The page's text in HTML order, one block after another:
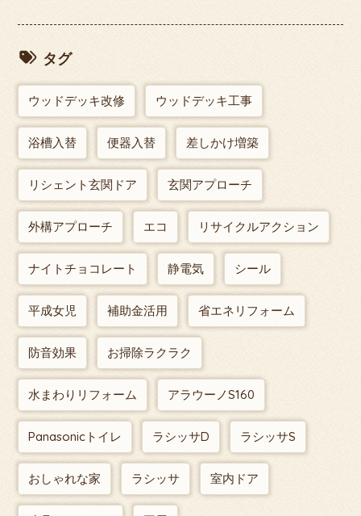
タグ
ウッドデッキ改修 ウッドデッキ工事
浴槽入替 便器入替 差しかけ増築
リシェント玄関ドア 玄関アプローチ
外構アプローチ エコ リサイクルアクション
ナイトチョコレート 静電気 シール
平成女児 補助金活用 省エネリフォーム
防音効果 お掃除ラクラク
水まわりリフォーム アラウーノS160
Panasonicトイレ ラシッサD ラシッサS
おしゃれな家 ラシッサ 室内ドア